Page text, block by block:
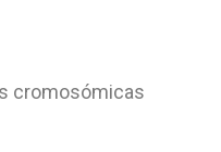
cromosómicas